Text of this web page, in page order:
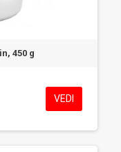
450 g
VEDI